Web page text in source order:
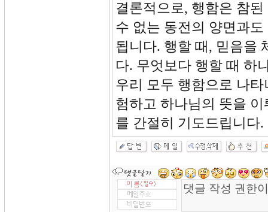
결론적으로, 행함은 참
수 없는 동전의 양면과
됩니다. 행할 때, 믿음을
다. 무엇보다 행할 때 하
우리 모두 행함으로 나
험하고 하나님의 뜻을
를 간절히 기도드립니다.